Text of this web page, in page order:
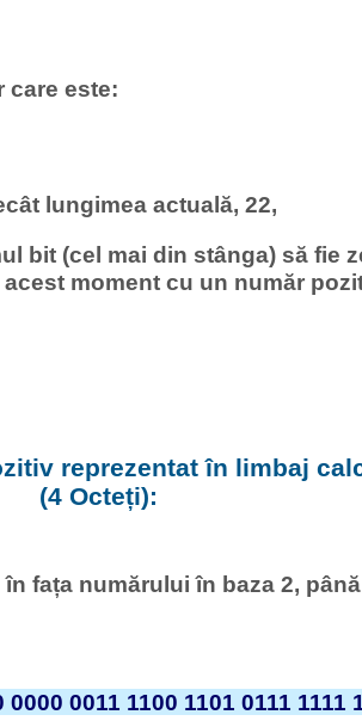
care este:
lungimea actuală, 22,
bit (cel mai din stânga) să fie
acest moment cu un număr
reprezentat în limbaj
(4 Octeți):
fața numărului în baza 2,
0000 0011 1100 1101 0111 1111